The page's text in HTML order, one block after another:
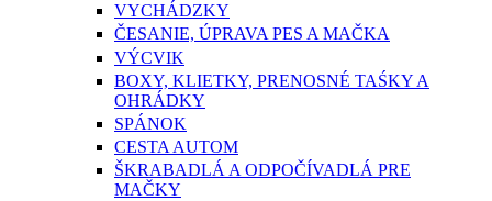
VYCHÁDZKY
ČESANIE, ÚPRAVA PES A MAČKA
VÝCVIK
BOXY, KLIETKY, PRENOSNÉ TAŚKY A
OHRÁDKY
SPÁNOK
CESTA AUTOM
ŠKRABADLÁ A ODPOČÍVADLÁ PRE
MAČKY